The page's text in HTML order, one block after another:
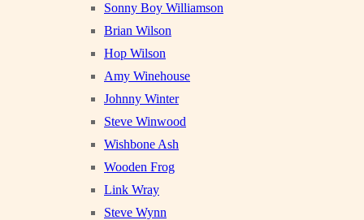
Sonny Boy Williamson
Brian Wilson
Hop Wilson
Amy Winehouse
Johnny Winter
Steve Winwood
Wishbone Ash
Wooden Frog
Link Wray
Steve Wynn